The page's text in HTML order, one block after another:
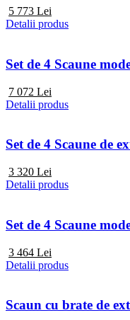
5 773 Lei
Detalii produs
Set de 4 Scaune
7 072 Lei
Detalii produs
Set de 4 Scaune de
3 320 Lei
Detalii produs
Set de 4 Scaune
3 464 Lei
Detalii produs
Scaun cu brate de